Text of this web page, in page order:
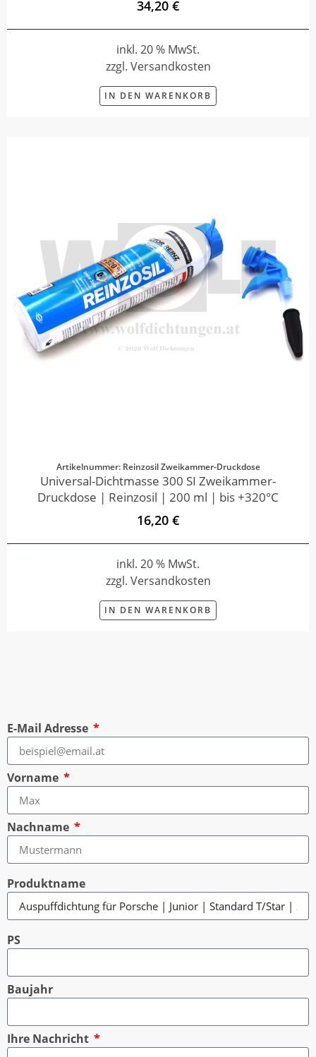
34,20 €
inkl. 20 % MwSt.
zzgl. Versandkosten
IN DEN WARENKORB
Artikelnummer: Reinzosil Zweikammer-Druckdose
Universal-Dichtmasse 300 SI Zweikammer-
Druckdose | Reinzosil | 200 ml | bis +320°C
16,20 €
inkl. 20 % MwSt.
zzgl. Versandkosten
IN DEN WARENKORB
E-Mail Adresse
Vorname
Nachname
Produktname
PS
Baujahr
Ihre Nachricht